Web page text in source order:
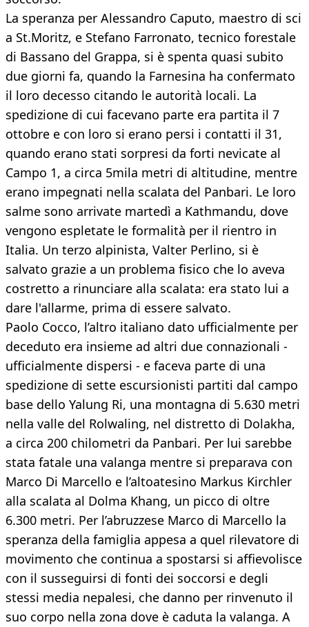
La speranza per Alessandro Caputo, maestro di sci
a St.Moritz, e Stefano Farronato, tecnico forestale
di Bassano del Grappa, si è spenta quasi subito
due giorni fa, quando la Farnesina ha confermato
il loro decesso citando le autorità locali. La
spedizione di cui facevano parte era partita il 7
ottobre e con loro si erano persi i contatti il 31,
quando erano stati sorpresi da forti nevicate al
Campo 1, a circa 5mila metri di altitudine, mentre
erano impegnati nella scalata del Panbari. Le loro
salme sono arrivate martedì a Kathmandu, dove
vengono espletate le formalità per il rientro in
Italia. Un terzo alpinista, Valter Perlino, si è
salvato grazie a un problema fisico che lo aveva
costretto a rinunciare alla scalata: era stato lui a
dare l'allarme, prima di essere salvato.
Paolo Cocco, l’altro italiano dato ufficialmente per
deceduto era insieme ad altri due connazionali -
ufficialmente dispersi - e faceva parte di una
spedizione di sette escursionisti partiti dal campo
base dello Yalung Ri, una montagna di 5.630 metri
nella valle del Rolwaling, nel distretto di Dolakha,
a circa 200 chilometri da Panbari. Per lui sarebbe
stata fatale una valanga mentre si preparava con
Marco Di Marcello e l’altoatesino Markus Kirchler
alla scalata al Dolma Khang, un picco di oltre
6.300 metri. Per l’abruzzese Marco di Marcello la
speranza della famiglia appesa a quel rilevatore di
movimento che continua a spostarsi si affievolisce
con il susseguirsi di fonti dei soccorsi e degli
stessi media nepalesi, che danno per rinvenuto il
suo corpo nella zona dove è caduta la valanga. A